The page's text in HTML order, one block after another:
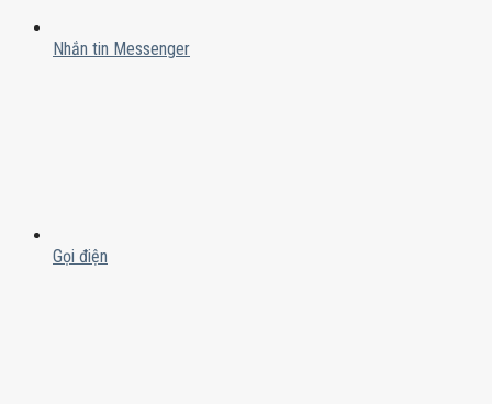
Nhắn tin Messenger
Gọi điện